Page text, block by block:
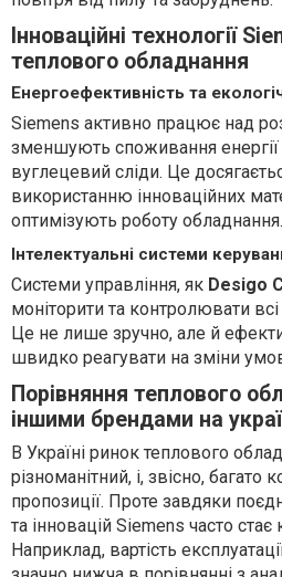
Інноваційні технології
теплового обладнання
Енергоефективність та
Siemens активно працює над
зменшують споживання
вуглецевий сліди. Це
використанню інноваційних
оптимізують роботу обладнання.
Інтелектуальні системи
Системи управління, як Desigo
моніторити та контролювати
Це не лише зручно, але й
швидко реагувати на зміни умов
Порівняння теплового
іншими брендами на
В Україні ринок теплового
різноманітний, і, звісно, багато
пропозиції. Проте завдяки
та інновацій Siemens часто
Наприклад, вартість